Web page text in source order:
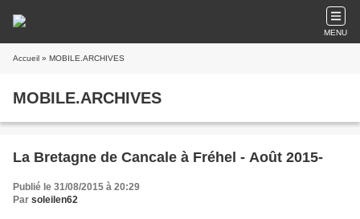
MENU
Accueil » MOBILE.ARCHIVES
MOBILE.ARCHIVES
La Bretagne de Cancale à Fréhel - Août 2015-
Publié le 31/08/2015 à 20:29
Par soleilen62